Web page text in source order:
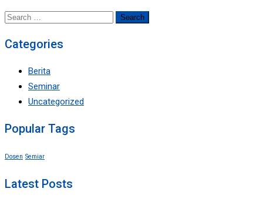
Search
Categories
Berita
Seminar
Uncategorized
Popular Tags
Dosen Semiar
Latest Posts